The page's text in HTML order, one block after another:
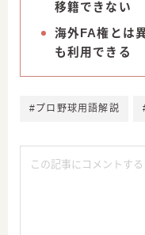
移籍できない
海外FA権とは
も利用できる
#プロ野球用語解説